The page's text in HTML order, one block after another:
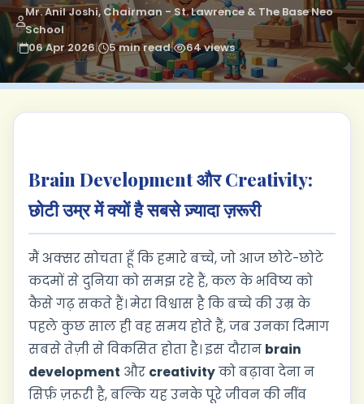
Mr. Anil Joshi, Chairman - St. Lawrence & The Base Neo
School
| 06 Apr 2026| 5 min read| 64 views
Brain Development और Creativity:
छोटी उम्र में क्यों है सबसे ज़्यादा ज़रूरी
मैं अक्सर सोचता हूँ कि हमारे बच्चे, जो आज छोटे-छोटे
कदमों से दुनिया को समझ रहे हैं, कल के भविष्य को
कैसे गढ़ सकते हैं। मेरा विश्वास है कि बच्चे की उम्र के
पहले कुछ साल ही वह समय होते हैं, जब उनका दिमाग
सबसे तेज़ी से विकसित होता है। इस दौरान brain
development और creativityको बढ़ावा देना न
सिर्फ़ ज़रूरी है, बल्कि यह उनके पूरे जीवन की नींव